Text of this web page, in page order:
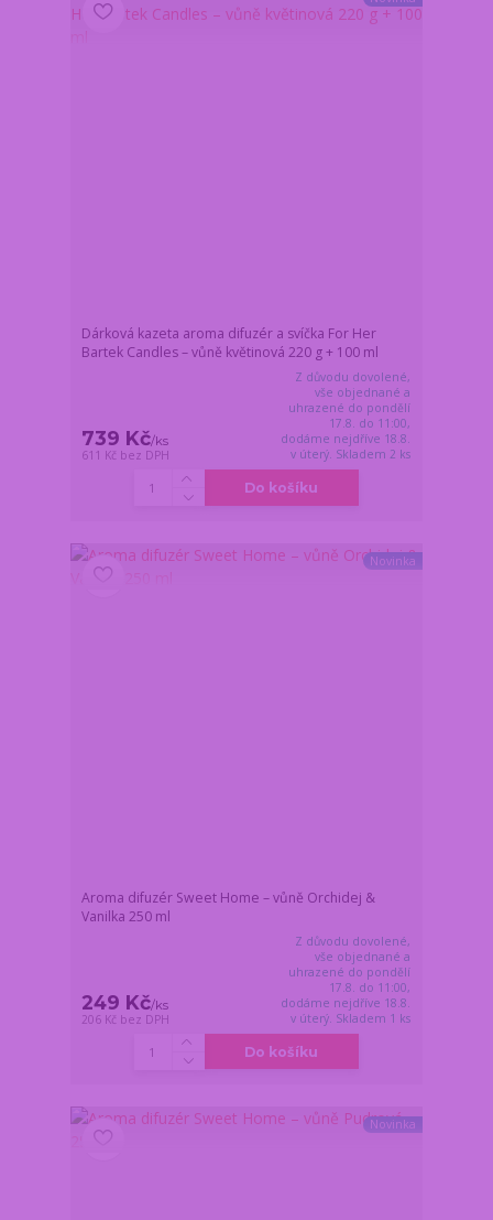
Dárková kazeta aroma difuzér a svíčka For Her
Bartek Candles – vůně květinová 220 g + 100 ml
739 Kč/ks
611 Kč bez DPH
Z důvodu dovolené,
vše objednané a
uhrazené do pondělí
17.8. do 11:00,
dodáme nejdříve 18.8.
v úterý. Skladem 2 ks
Do košíku
Novinka
Aroma difuzér Sweet Home – vůně Orchidej &
Vanilka 250 ml
249 Kč/ks
206 Kč bez DPH
Z důvodu dovolené,
vše objednané a
uhrazené do pondělí
17.8. do 11:00,
dodáme nejdříve 18.8.
v úterý. Skladem 1 ks
Do košíku
Novinka